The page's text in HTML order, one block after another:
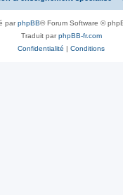
parphpBB® Forum Software ©
Traduit parphpBB-fr.com
Confidentialité | Conditions